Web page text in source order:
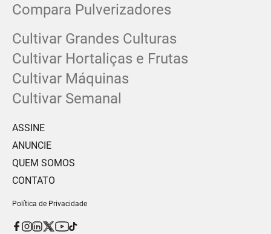
Compara Pulverizadores
Cultivar Grandes Culturas
Cultivar Hortaliças e Frutas
Cultivar Máquinas
Cultivar Semanal
ASSINE
ANUNCIE
QUEM SOMOS
CONTATO
Política de Privacidade